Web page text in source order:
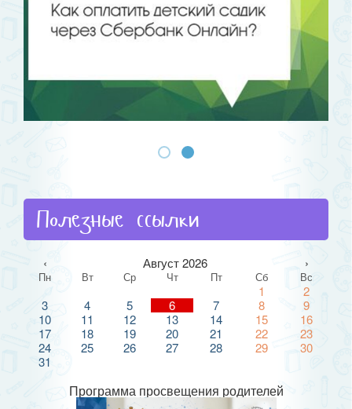
Полезные ссылки
‹ Август 2026 ›
Пн Вт Ср Чт Пт Сб Вс
1
2
3
4 5 6 7 8
9
10
11 12 13 14 15
16
17
18 19 20 21 22
23
24
25 26 27 28 29
30
31
Программа просвещения родителей